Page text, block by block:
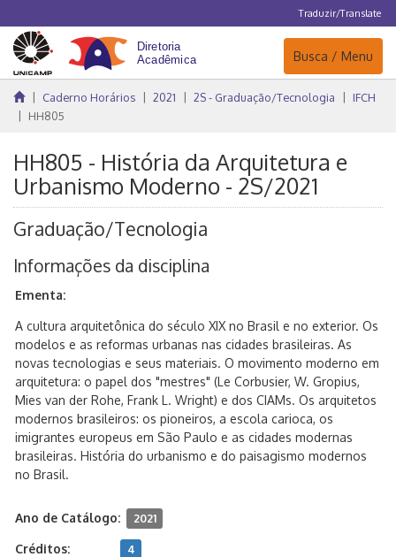
Traduzir/Translate
Navegação
Busca / Menu
Caderno Horários 2021 2S - Graduação/Tecnologia
IFCH
HH805
HH805 - História da Arquitetura e
Urbanismo Moderno - 2S/2021
Graduação/Tecnologia
Informações da disciplina
Ementa:
A cultura arquitetônica do século XIX no Brasil e no exterior. Os
modelos e as reformas urbanas nas cidades brasileiras. As
novas tecnologias e seus materiais. O movimento moderno em
arquitetura: o papel dos "mestres" (Le Corbusier, W. Gropius,
Mies van der Rohe, Frank L. Wright) e dos CIAMs. Os arquitetos
modernos brasileiros: os pioneiros, a escola carioca, os
imigrantes europeus em São Paulo e as cidades modernas
brasileiras. História do urbanismo e do paisagismo modernos
no Brasil.
Ano de Catálogo: 2021
Créditos: 4